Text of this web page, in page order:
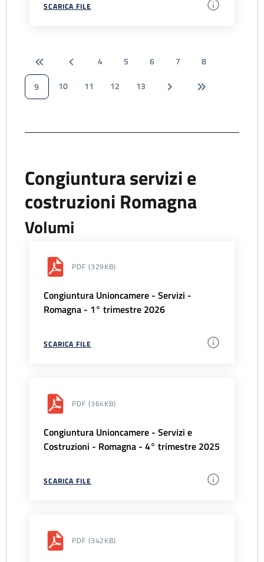
SCARICA FILE
4 5 6 7
8
9
10 11 12 13
Congiuntura servizi e
costruzioni Romagna
Volumi
PDF (329KB)
Congiuntura Unioncamere - Servizi -
Romagna - 1° trimestre 2026
SCARICA FILE
PDF (364KB)
Congiuntura Unioncamere - Servizi e
Costruzioni - Romagna - 4° trimestre 2025
SCARICA FILE
PDF (342KB)